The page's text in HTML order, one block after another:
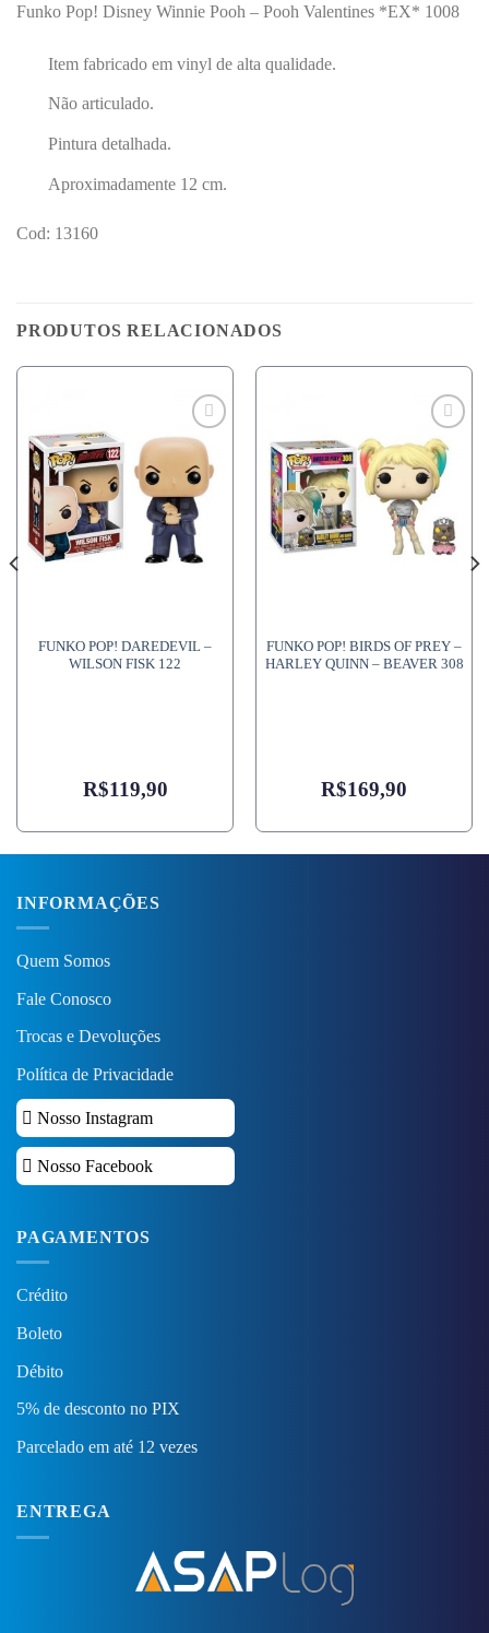
Funko Pop! Disney Winnie Pooh – Pooh Valentines *EX* 1008
Item fabricado em vinyl de alta qualidade.
Não articulado.
Pintura detalhada.
Aproximadamente 12 cm.
Cod: 13160
PRODUTOS RELACIONADOS
FUNKO POP! DAREDEVIL –
WILSON FISK 122
R$119,90
FUNKO POP! BIRDS OF PREY –
HARLEY QUINN – BEAVER 308
R$169,90
INFORMAÇÕES
Quem Somos
Fale Conosco
Trocas e Devoluções
Política de Privacidade
Nosso Instagram
Nosso Facebook
PAGAMENTOS
Crédito
Boleto
Débito
5% de desconto no PIX
Parcelado em até 12 vezes
ENTREGA